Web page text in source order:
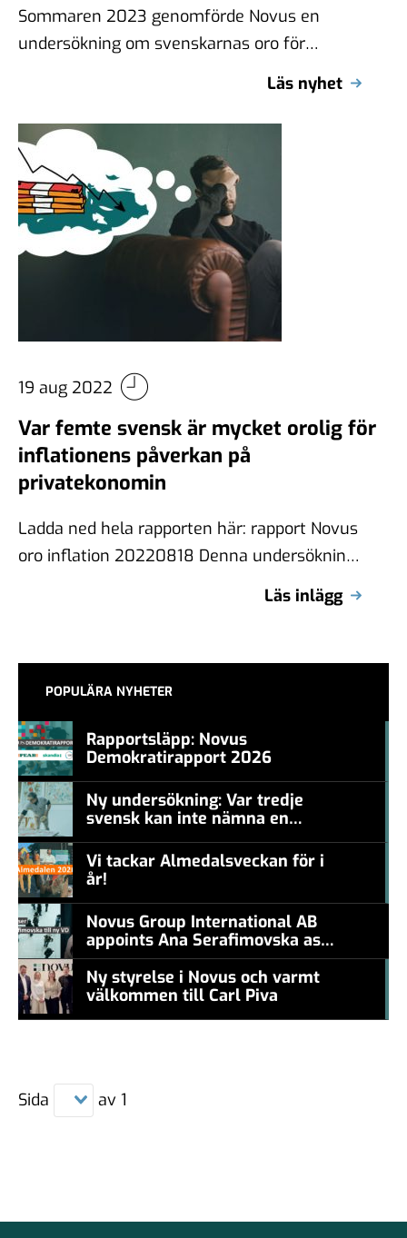
Sommaren 2023 genomförde Novus en
undersökning om svenskarnas oro för
Novus eget initiativ under perioden 20–25 …
Läs nyhet
19 aug 2022
Var femte svensk är mycket orolig för
inflationens påverkan på
privatekonomin
Ladda ned hela rapporten här: rapport Novus
oro inflation 20220818 Denna undersökning
Läs inlägg
POPULÄRA NYHETER
Rapportsläpp: Novus
Demokratirapport 2026
Ny undersökning: Var tredje
svensk kan inte nämna en
Vi tackar Almedalsveckan för i
år!
Novus Group International AB
appoints Ana Serafimovska as
new CEO
Ny styrelse i Novus och varmt
välkommen till Carl Piva
Sida av 1